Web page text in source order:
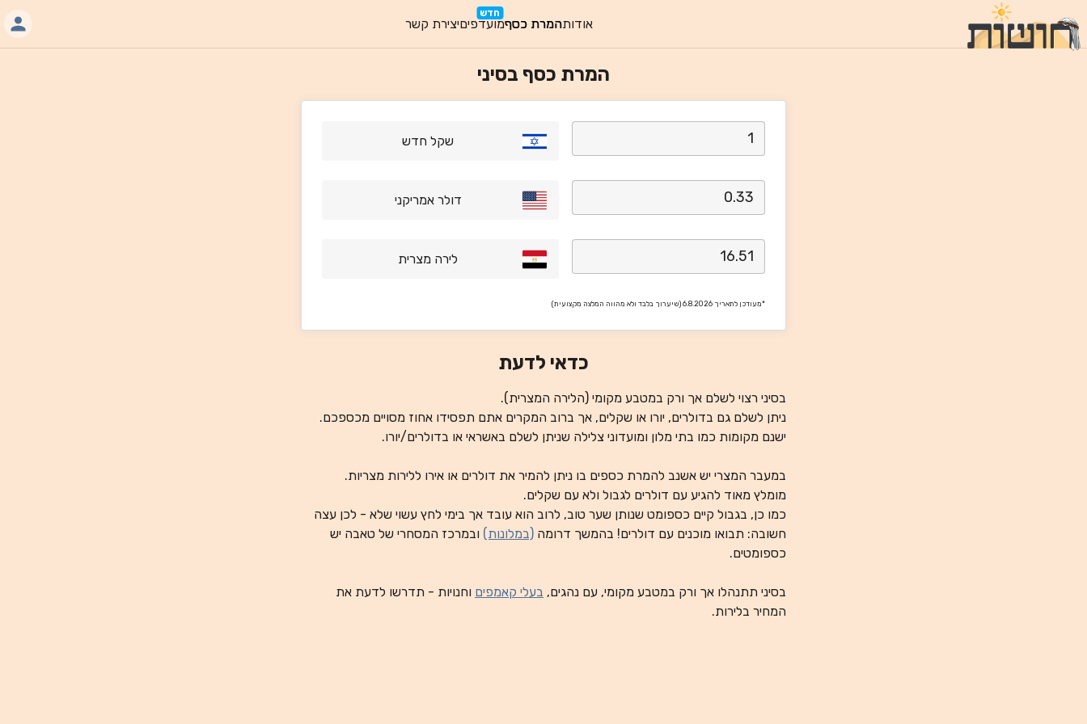
אודותהמרת כסף
חדש
מועדפיםיצירת קשר
המרת כסף בסיני
שקל חדש
דולר אמריקני
לירה מצרית
*מעודכן לתאריך 6.8.2026 (שיערוך בלבד ולא מהווה המלצה מקצועית)
כדאי לדעת
בסיני רצוי לשלם אך ורק במטבע מקומי (הלירה המצרית).
ניתן לשלם גם בדולרים, יורו או שקלים, אך ברוב המקרים אתם תפסידו אחוז מסויים מכספכם.
ישנם מקומות כמו בתי מלון ומועדוני צלילה שניתן לשלם באשראי או בדולרים/יורו.
במעבר המצרי יש אשנב להמרת כספים בו ניתן להמיר את דולרים או אירו ללירות מצריות.
מומלץ מאוד להגיע עם דולרים לגבול ולא עם שקלים.
כמו כן, בגבול קיים כספומט שנותן שער טוב, לרוב הוא עובד אך בימי לחץ עשוי שלא - לכן עצה
חשובה: תבואו מוכנים עם דולרים! בהמשך דרומה (במלונות) ובמרכז המסחרי של טאבה יש
כספומטים.
בסיני תתנהלו אך ורק במטבע מקומי, עם נהגים, בעלי קאמפים וחנויות - תדרשו לדעת את
המחיר בלירות.